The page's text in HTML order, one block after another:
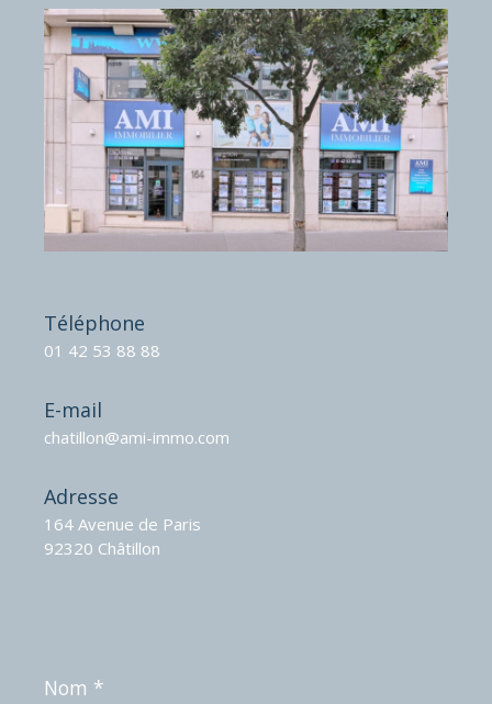
Téléphone
01 42 53 88 88
E-mail
chatillon@ami-immo.com
Adresse
164 Avenue de Paris
92320 Châtillon
*